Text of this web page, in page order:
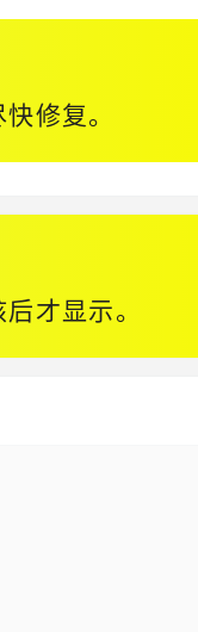
修复。
才显示。